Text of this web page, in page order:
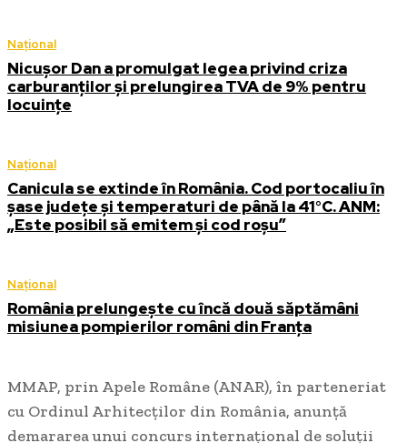
Național
Nicușor Dan a promulgat legea privind criza
carburanților și prelungirea TVA de 9% pentru
locuințe
Național
Canicula se extinde în România. Cod portocaliu în
șase județe și temperaturi de până la 41°C. ANM:
„Este posibil să emitem și cod roșu”
Național
România prelungește cu încă două săptămâni
misiunea pompierilor români din Franța
MMAP, prin Apele Române (ANAR), în parteneriat
cu Ordinul Arhitecților din România, anunță
demararea unui concurs internațional de soluții